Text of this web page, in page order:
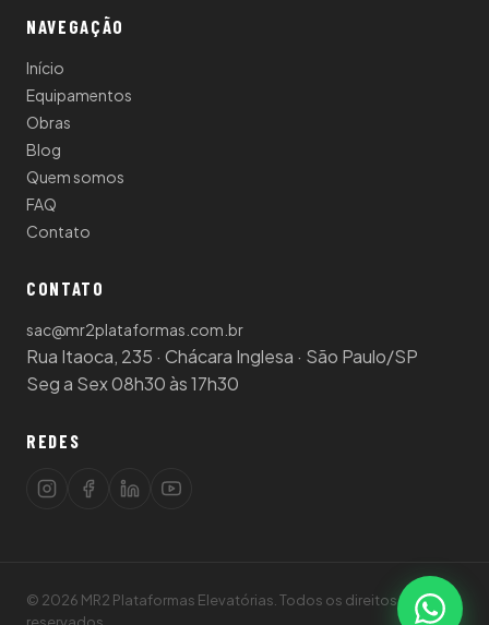
NAVEGAÇÃO
Início
Equipamentos
Obras
Blog
Quem somos
FAQ
Contato
CONTATO
sac@mr2plataformas.com.br
Rua Itaoca, 235 · Chácara Inglesa · São Paulo/SP
Seg a Sex 08h30 às 17h30
REDES
© 2026 MR2 Plataformas Elevatórias. Todos os direitos